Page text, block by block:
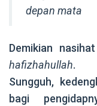
depan mata
Demikian
hafizhahullah.
Sungguh,
bagi